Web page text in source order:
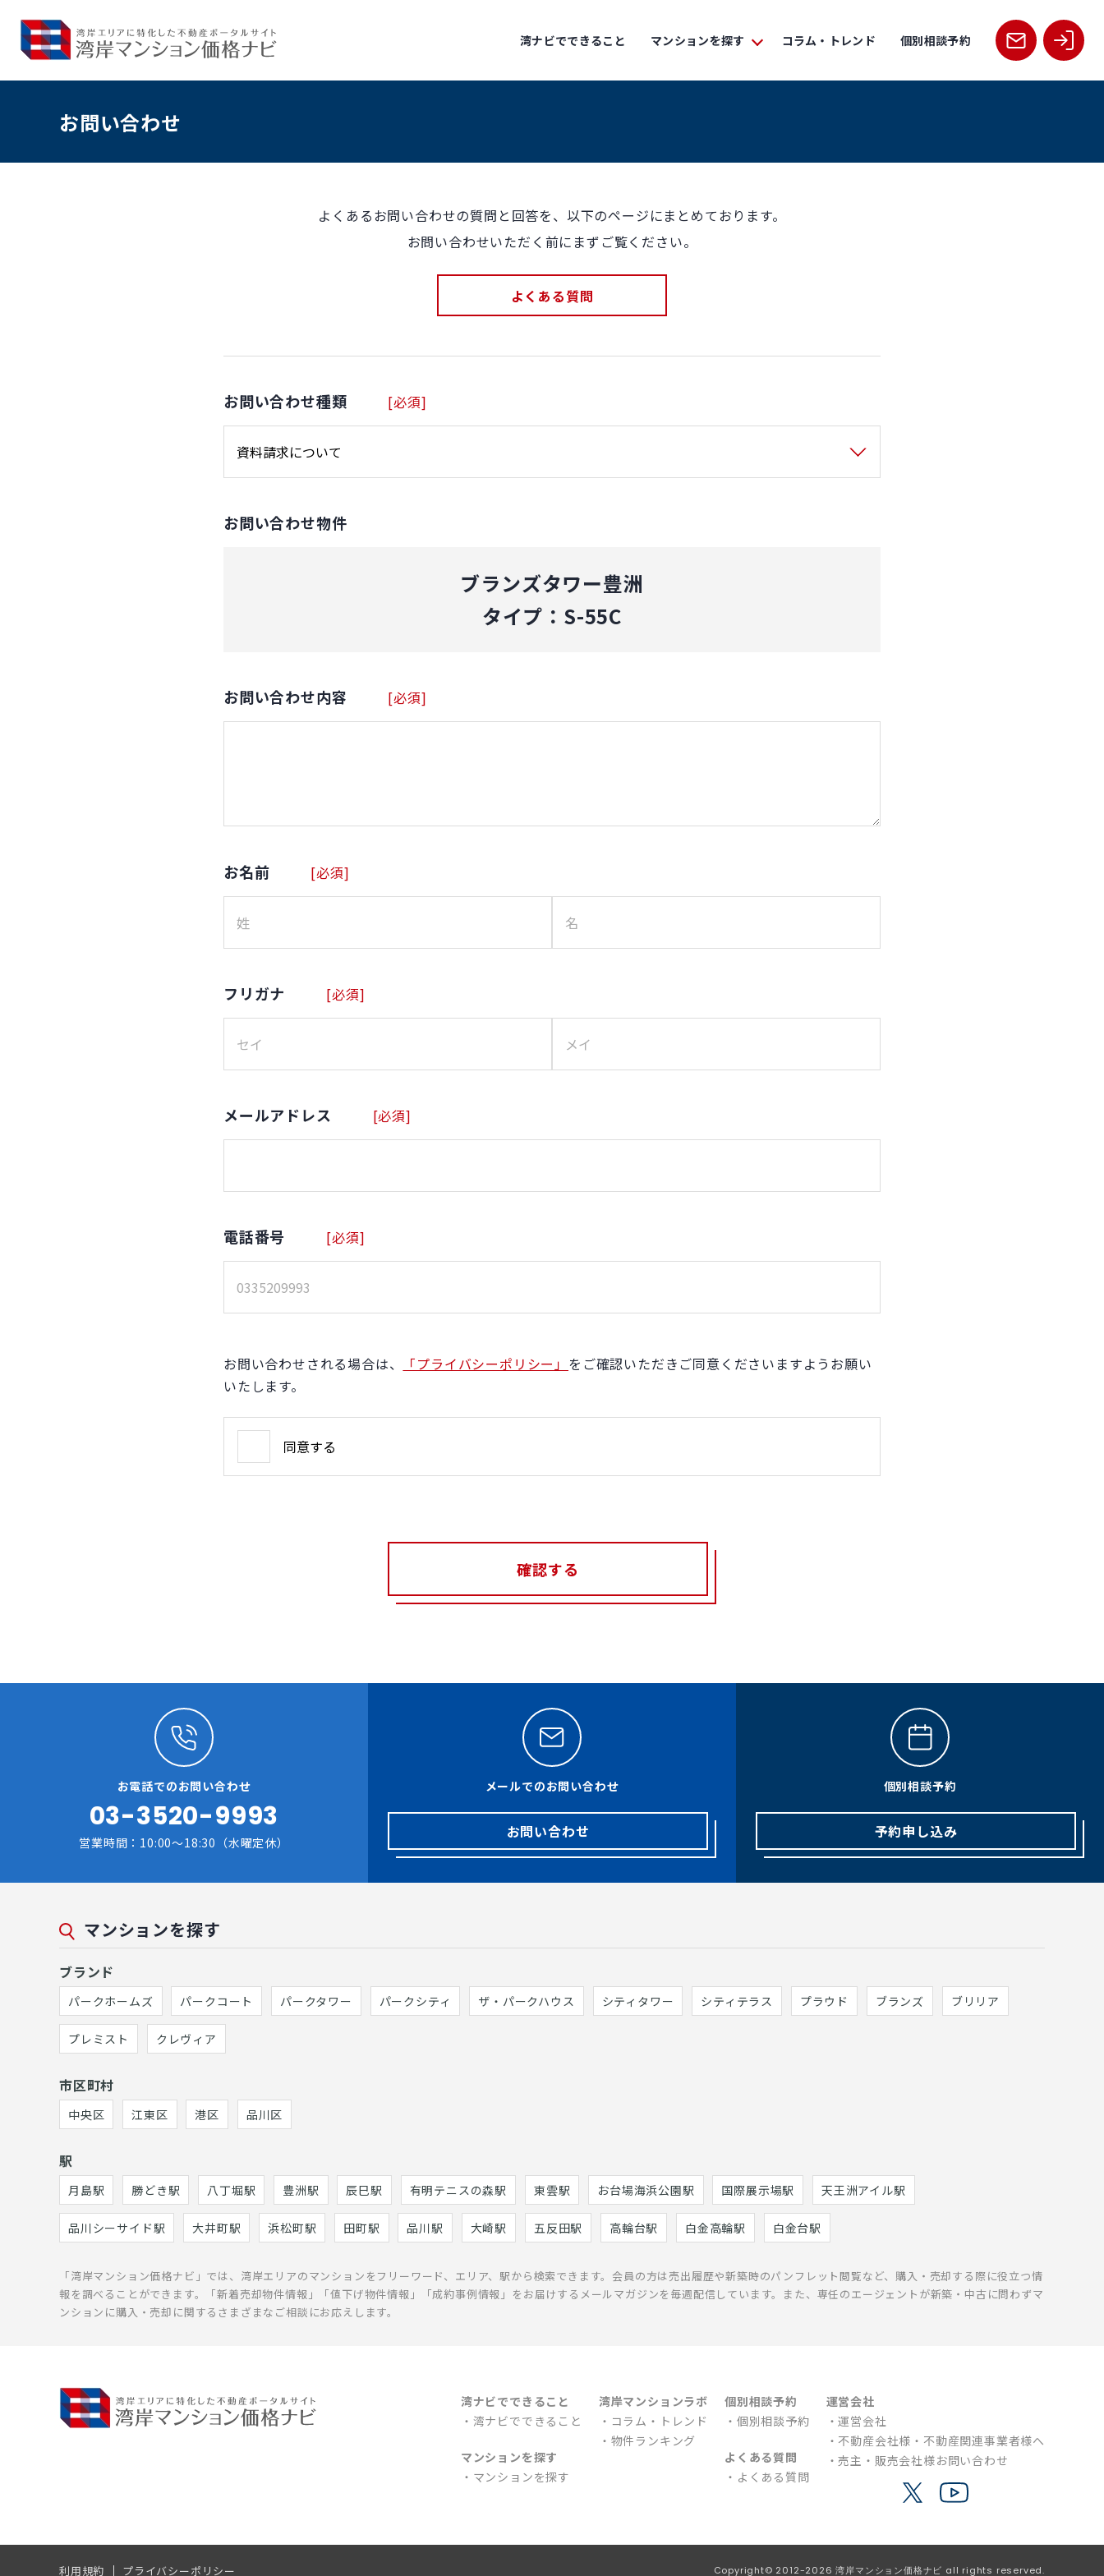
湾ナビでできること マンションを探す コラム・トレンド 個別相談予約
お問い合わせ
よくあるお問い合わせの質問と回答を、以下のページにまとめております。
お問い合わせいただく前にまずご覧ください。
よくある質問
お問い合わせ種類 [必須]
お問い合わせ物件
ブランズタワー豊洲
タイプ：S-55C
お問い合わせ内容 [必須]
お名前 [必須]
フリガナ [必須]
メールアドレス [必須]
電話番号 [必須]
お問い合わせされる場合は、 「プライバシーポリシー」 をご確認いただきご同意くださいますようお願い
いたします。
同意する
確認する
お電話でのお問い合わせ
03-3520-9993
営業時間：10:00～18:30（水曜定休）
メールでのお問い合わせ
お問い合わせ
個別相談予約
予約申し込み
マンションを探す
ブランド
パークホームズ パークコート パークタワー パークシティ ザ・パークハウス シティタワー シティテラス プラウド ブランズ ブリリア
プレミスト クレヴィア
市区町村
中央区 江東区 港区 品川区
駅
月島駅 勝どき駅 八丁堀駅 豊洲駅 辰巳駅 有明テニスの森駅 東雲駅 お台場海浜公園駅 国際展示場駅 天王洲アイル駅
品川シーサイド駅 大井町駅 浜松町駅 田町駅 品川駅 大崎駅 五反田駅 高輪台駅 白金高輪駅 白金台駅
「湾岸マンション価格ナビ」では、湾岸エリアのマンションをフリーワード、エリア、駅から検索できます。会員の方は売出履歴や新築時のパンフレット閲覧など、購入・売却する際に役立つ情
報を調べることができます。「新着売却物件情報」「値下げ物件情報」「成約事例情報」をお届けするメールマガジンを毎週配信しています。また、専任のエージェントが新築・中古に問わずマ
ンションに購入・売却に関するさまざまなご相談にお応えします。
湾ナビでできること
湾ナビでできること
マンションを探す
マンションを探す
湾岸マンションラボ
コラム・トレンド
物件ランキング
個別相談予約
個別相談予約
よくある質問
よくある質問
運営会社
運営会社
不動産会社様・不動産関連事業者様へ
売主・販売会社様お問い合わせ
利用規約 プライバシーポリシー Copyright© 2012-2026 湾岸マンション価格ナビ all rights reserved.